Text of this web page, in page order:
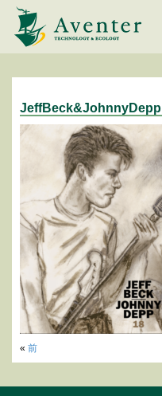
JeffBeck&JohnnyDepp
« 前